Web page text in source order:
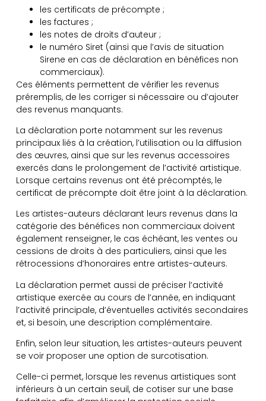
les certificats de précompte ;
les factures ;
les notes de droits d’auteur ;
le numéro Siret (ainsi que l’avis de situation
Sirene en cas de déclaration en bénéfices non
commerciaux).
Ces éléments permettent de vérifier les revenus
préremplis, de les corriger si nécessaire ou d’ajouter
des revenus manquants.
La déclaration porte notamment sur les revenus
principaux liés à la création, l’utilisation ou la diffusion
des œuvres, ainsi que sur les revenus accessoires
exercés dans le prolongement de l’activité artistique.
Lorsque certains revenus ont été précomptés, le
certificat de précompte doit être joint à la déclaration.
Les artistes-auteurs déclarant leurs revenus dans la
catégorie des bénéfices non commerciaux doivent
également renseigner, le cas échéant, les ventes ou
cessions de droits à des particuliers, ainsi que les
rétrocessions d’honoraires entre artistes-auteurs.
La déclaration permet aussi de préciser l’activité
artistique exercée au cours de l’année, en indiquant
l’activité principale, d’éventuelles activités secondaires
et, si besoin, une description complémentaire.
Enfin, selon leur situation, les artistes-auteurs peuvent
se voir proposer une option de surcotisation.
Celle-ci permet, lorsque les revenus artistiques sont
inférieurs à un certain seuil, de cotiser sur une base